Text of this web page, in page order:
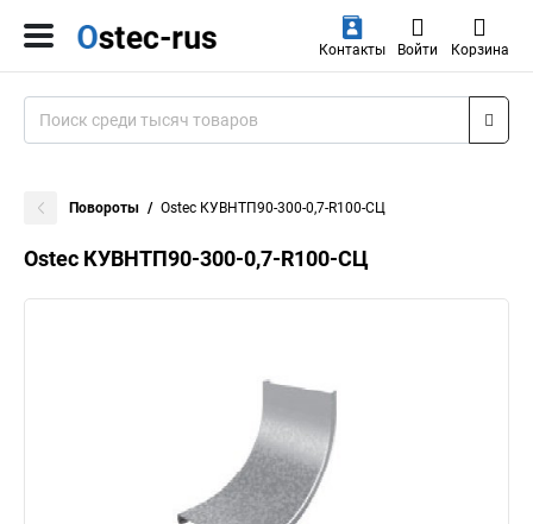
Контакты Войти Корзина
Повороты Ostec КУВНТП90-300-0,7-R100-СЦ
Ostec КУВНТП90-300-0,7-R100-СЦ